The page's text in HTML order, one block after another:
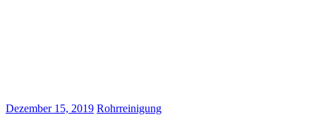
Dezember 15, 2019 Rohrreinigung